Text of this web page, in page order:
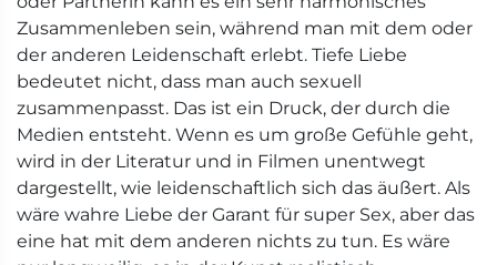
Zusammenleben sein, während man mit dem oder
der anderen Leidenschaft erlebt. Tiefe Liebe
bedeutet nicht, dass man auch sexuell
zusammenpasst. Das ist ein Druck, der durch die
Medien entsteht. Wenn es um große Gefühle geht,
wird in der Literatur und in Filmen unentwegt
dargestellt, wie leidenschaftlich sich das äußert. Als
wäre wahre Liebe der Garant für super Sex, aber das
eine hat mit dem anderen nichts zu tun. Es wäre